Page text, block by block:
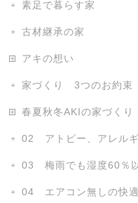
素足で暮らす家
古材継承の家
アキの想い
家づくり 3つのお約束
春夏秋冬AKIの家づくり
02 アトピー、アレルギ
03 梅雨でも湿度60％以
04 エアコン無しの快適